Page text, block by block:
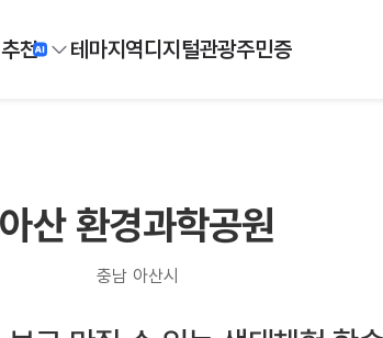
추천 테마지역디지털관광주민증
아산 환경과학공원
충남 아산시